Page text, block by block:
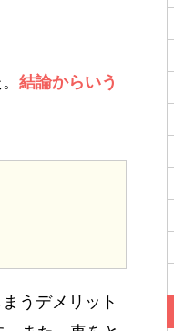
結論からいう
うデメリット